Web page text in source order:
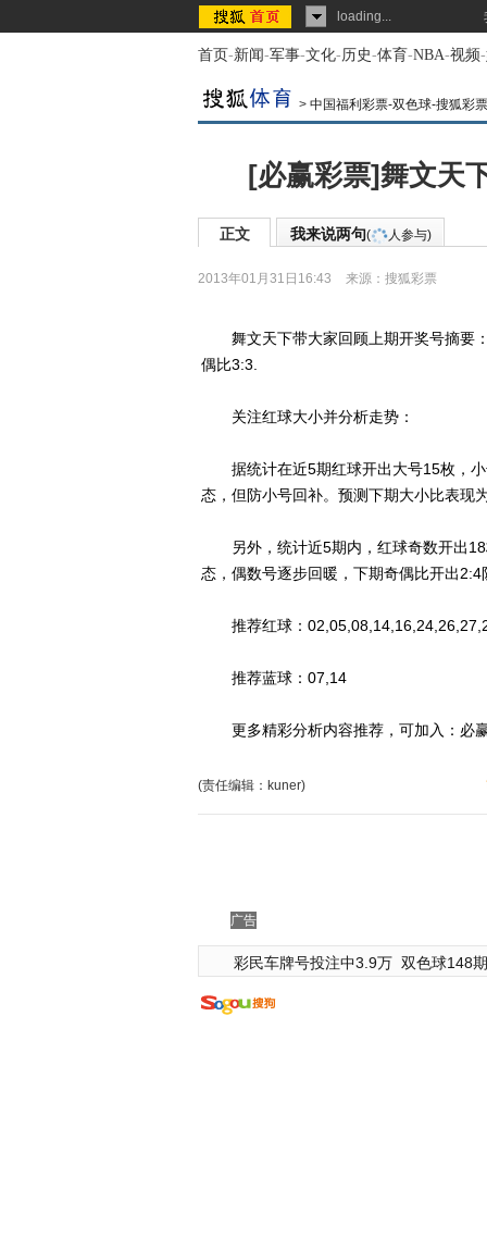
loading...
首页-新闻-军事-文化-历史-体育-NBA-视频-
> 中国福利彩票-双色球-搜狐彩票
[必赢彩票]舞文天
正文 我来说两句( 人参与)
2013年01月31日16:43 来源： 搜狐彩票
舞文天下带大家回顾上期开奖号摘要
偶比3:3.
关注红球大小并分析走势：
据统计在近5期红球开出大号15枚，小
态，但防小号回补。预测下期大小比表现
另外，统计近5期内，红球奇数开出18
态，偶数号逐步回暖，下期奇偶比开出2:4
推荐红球：
推荐蓝球：07,14
更多精彩分析内容推荐，可加入：必
(责任编辑：kuner)
广告
彩民车牌号投注中3.9万 双色球148